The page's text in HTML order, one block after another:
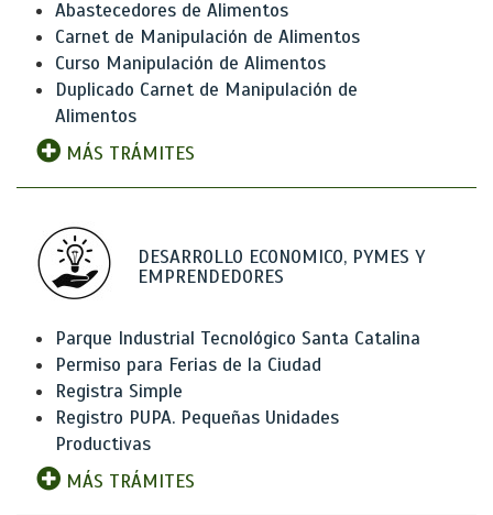
Abastecedores de Alimentos
Carnet de Manipulación de Alimentos
Curso Manipulación de Alimentos
Duplicado Carnet de Manipulación de
Alimentos
MÁS TRÁMITES
DESARROLLO ECONOMICO, PYMES Y
EMPRENDEDORES
Parque Industrial Tecnológico Santa Catalina
Permiso para Ferias de la Ciudad
Registra Simple
Registro PUPA. Pequeñas Unidades
Productivas
MÁS TRÁMITES